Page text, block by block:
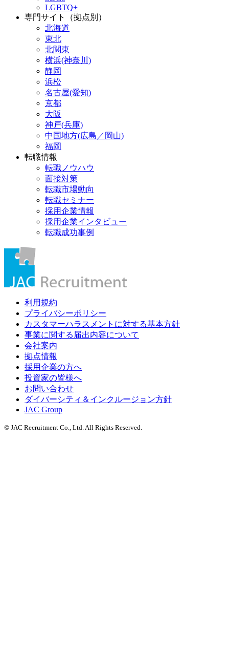
LGBTQ+
専門サイト（拠点別）
北海道
東北
北関東
横浜(神奈川)
静岡
浜松
名古屋(愛知)
京都
大阪
神戸(兵庫)
中国地方(広島／岡山)
福岡
転職情報
転職ノウハウ
面接対策
転職市場動向
転職セミナー
採用企業情報
採用企業インタビュー
転職成功事例
利用規約
プライバシーポリシー
カスタマーハラスメントに対する基本方針
事業に関する届出内容について
会社案内
拠点情報
採用企業の方へ
投資家の皆様へ
お問い合わせ
ダイバーシティ＆インクルージョン方針
JAC Group
© JAC Recruitment Co., Ltd. All Rights Reserved.